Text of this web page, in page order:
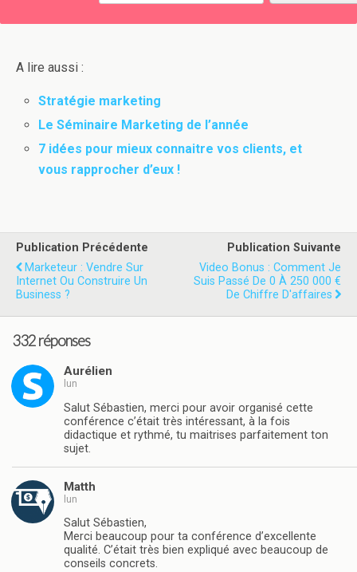
A lire aussi :
Stratégie marketing
Le Séminaire Marketing de l’année
7 idées pour mieux connaitre vos clients, et
vous rapprocher d’eux !
Publication Précédente
Marketeur : Vendre Sur
Internet Ou Construire Un
Business ?
Publication Suivante
Video Bonus : Comment Je
Suis Passé De 0 À 250 000 €
De Chiffre D'affaires
332 réponses
Aurélien
lun
Salut Sébastien, merci pour avoir organisé cette
conférence c’était très intéressant, à la fois
didactique et rythmé, tu maitrises parfaitement ton
sujet.
Matth
lun
Salut Sébastien,
Merci beaucoup pour ta conférence d’excellente
qualité. C’était très bien expliqué avec beaucoup de
conseils concrets.